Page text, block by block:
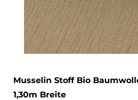
Musselin Stoff Bio
1,30m Breite